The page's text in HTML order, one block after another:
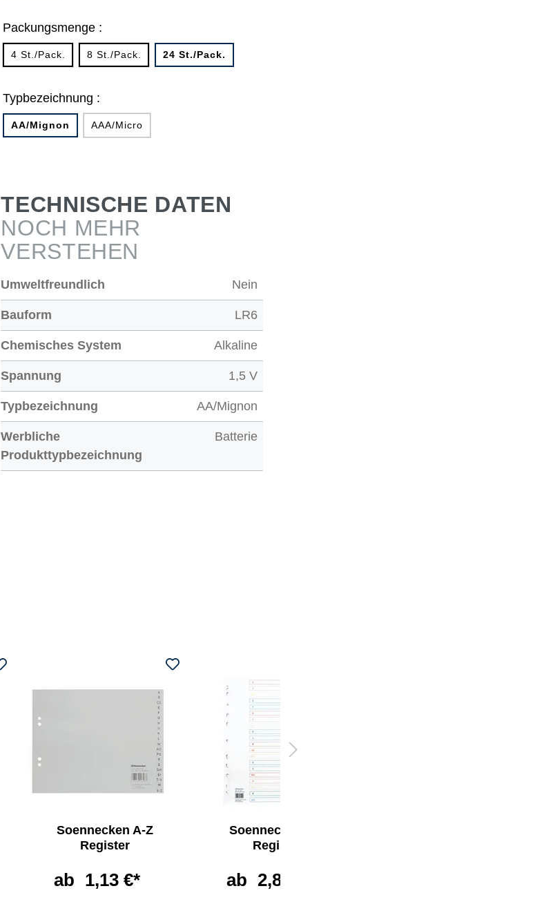
Packungsmenge :
4 St./Pack. 8 St./Pack. 24 St./Pack.
Typbezeichnung :
AA/Mignon AAA/Micro
TECHNISCHE DATEN
NOCH MEHR
VERSTEHEN
Umweltfreundlich Nein
Bauform LR6
Chemisches System Alkaline
Spannung 1,5 V
Typbezeichnung AA/Mignon
Werbliche
Produkttypbezeichnung
Batterie
Soennecken A-Z
Register
ab 1,13 €*
Soennecken A-Z
Register
ab 2,87 €*